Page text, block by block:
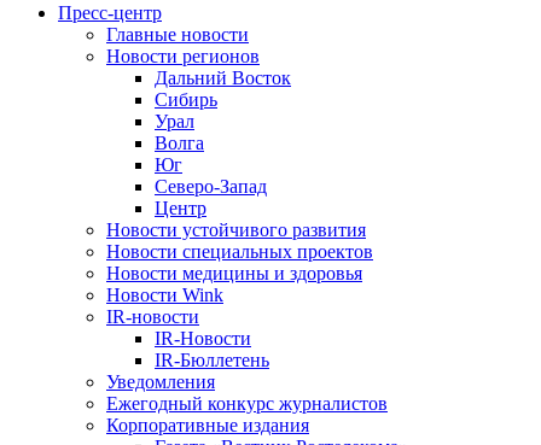
Пресс-центр
Главные новости
Новости регионов
Дальний Восток
Сибирь
Урал
Волга
Юг
Северо-Запад
Центр
Новости устойчивого развития
Новости специальных проектов
Новости медицины и здоровья
Новости Wink
IR-новости
IR-Новости
IR-Бюллетень
Уведомления
Ежегодный конкурс журналистов
Корпоративные издания